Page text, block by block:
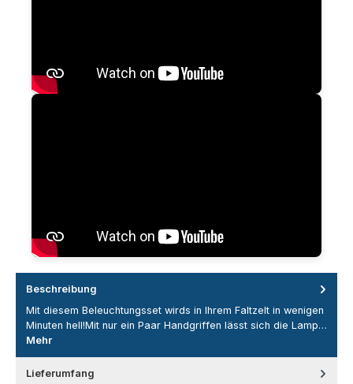
Beschreibung
Mit diesem Beleuchtungsset wirds in Ihrem Faltzelt in wenigen
Minuten hell!Mit nur ein Paar Handgriffen lässt sich die Lamp…
Mehr
Lieferumfang